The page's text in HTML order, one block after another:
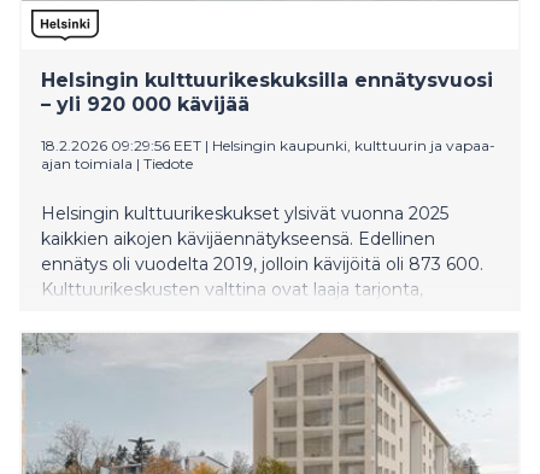
Helsingin kulttuurikeskuksilla ennätysvuosi
– yli 920 000 kävijää
18.2.2026 09:29:56 EET | Helsingin kaupunki, kulttuurin ja vapaa-
ajan toimiala | Tiedote
Helsingin kulttuurikeskukset ylsivät vuonna 2025
kaikkien aikojen kävijäennätykseensä. Edellinen
ennätys oli vuodelta 2019, jolloin kävijöitä oli 873 600.
Kulttuurikeskusten valttina ovat laaja tarjonta,